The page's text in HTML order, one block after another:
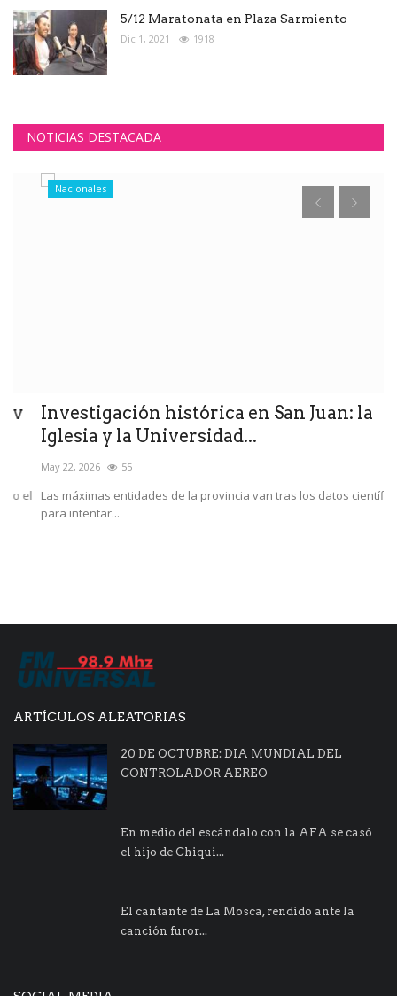
5/12 Maratonata en Plaza Sarmiento
Dic 1, 2021 1918
NOTICIAS DESTACADA
Nacionales
Investigación histórica en San Juan: la
Iglesia y la Universidad...
May 22, 2026 55
Las máximas entidades de la provincia van tras los datos científicos
para intentar...
ARTÍCULOS ALEATORIAS
20 DE OCTUBRE: DIA MUNDIAL DEL
CONTROLADOR AEREO
En medio del escándalo con la AFA se casó
el hijo de Chiqui...
El cantante de La Mosca, rendido ante la
canción furor...